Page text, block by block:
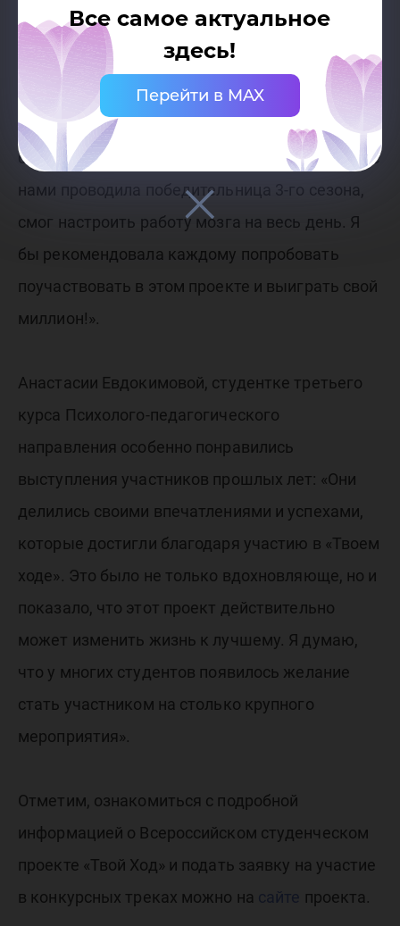
Все самое актуальное
здесь!
Перейти в MAX
Веру Федойскину, студентку первого курса
Психолого-педагогического направления
заинтересовала программа проекта «Твой
ход»: «Платформа лично для меня оказалась
безумно интересной, а мастер-класс, который с
нами проводила победительница 3-го сезона,
смог настроить работу мозга на весь день. Я
бы рекомендовала каждому попробовать
поучаствовать в этом проекте и выиграть свой
миллион!».
Анастасии Евдокимовой, студентке третьего
курса Психолого-педагогического
направления особенно понравились
выступления участников прошлых лет: «Они
делились своими впечатлениями и успехами,
которые достигли благодаря участию в «Твоем
ходе». Это было не только вдохновляюще, но и
показало, что этот проект действительно
может изменить жизнь к лучшему. Я думаю,
что у многих студентов появилось желание
стать участником на столько крупного
мероприятия».
Отметим, ознакомиться с подробной
информацией о Всероссийском студенческом
проекте «Твой Ход» и подать заявку на участие
в конкурсных треках можно на сайте проекта.